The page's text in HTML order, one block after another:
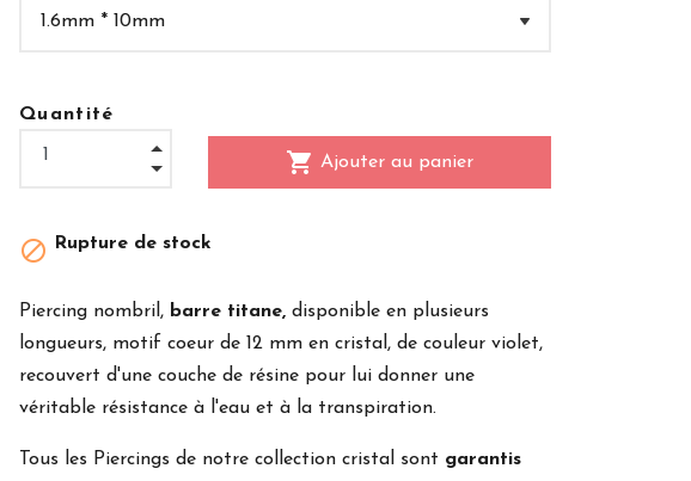
Quantité
shopping_cart Ajouter au panier
 Rupture de stock
Piercing nombril, barre titane, disponible en plusieurs
longueurs, motif coeur de 12 mm en cristal, de couleur violet,
recouvert d'une couche de résine pour lui donner une
véritable résistance à l'eau et à la transpiration.
Tous les Piercings de notre collection cristal sont garantis